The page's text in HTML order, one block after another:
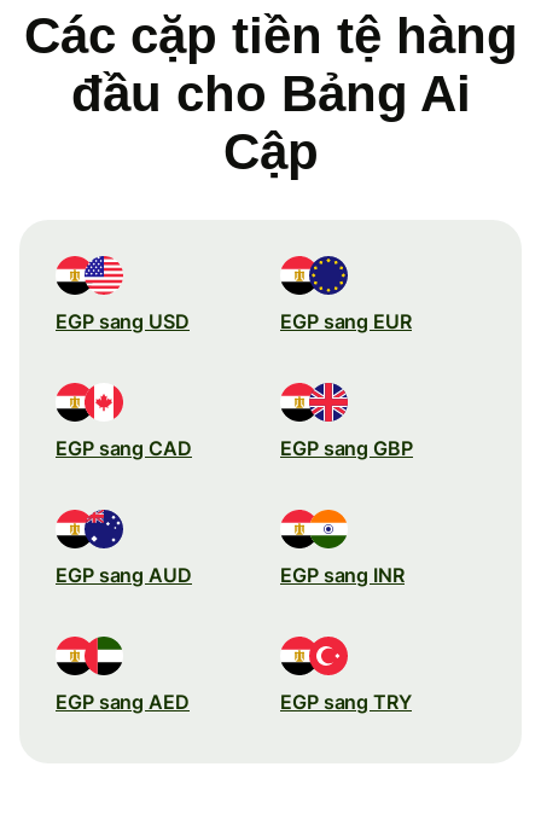
Các cặp tiền tệ hàng
đầu cho Bảng Ai
Cập
EGP sang USD EGP sang EUR
EGP sang CAD EGP sang GBP
EGP sang AUD EGP sang INR
EGP sang AED EGP sang TRY